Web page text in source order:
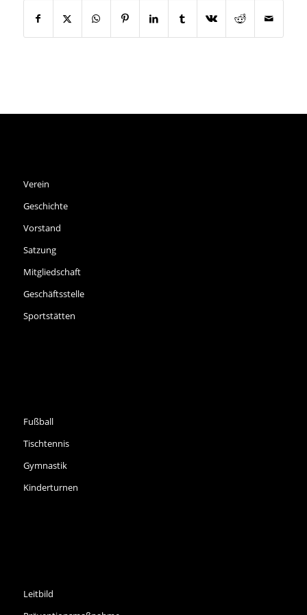
Verein
Geschichte
Vorstand
Satzung
Mitgliedschaft
Geschäftsstelle
Sportstätten
Fußball
Tischtennis
Gymnastik
Kinderturnen
Leitbild